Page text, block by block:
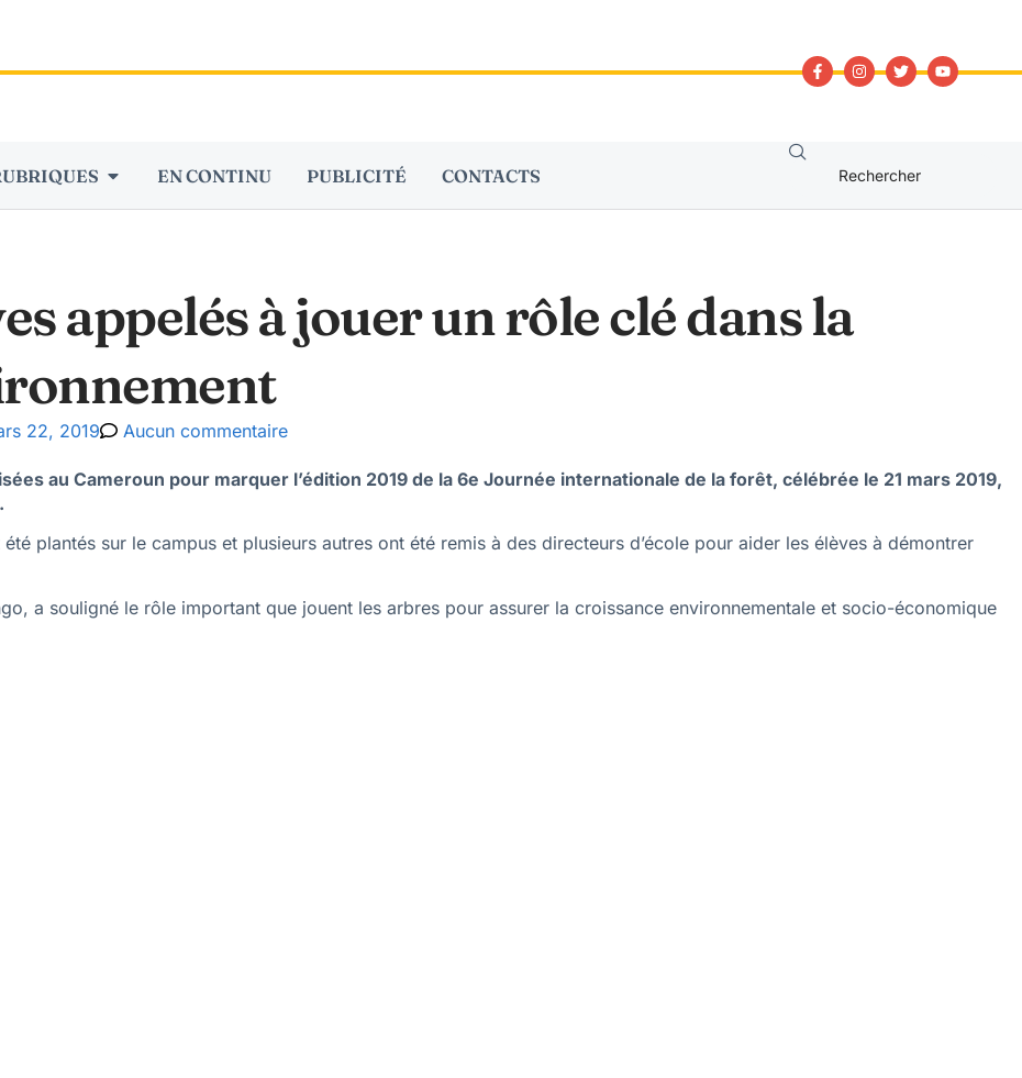
EN CONTINU PUBLICITÉ CONTACTS
appelés à jouer un rôle clé dans la
22, 2019 Aucun commentaire
au Cameroun pour marquer l’édition 2019 de la 6e Journée internationale de la forêt, célébrée le 21 mars 2019,
plantés sur le campus et plusieurs autres ont été remis à des directeurs d’école pour aider les élèves à démontrer
a souligné le rôle important que jouent les arbres pour assurer la croissance environnementale et socio-économique